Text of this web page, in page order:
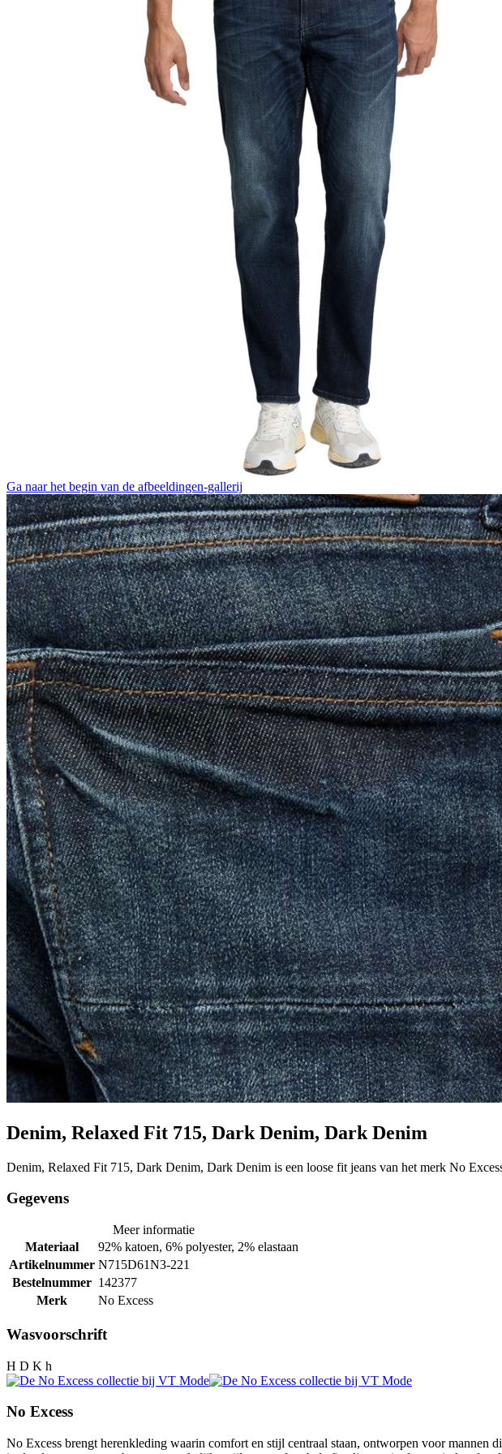
Ga naar het begin van de afbeeldingen-gallerij
Denim, Relaxed Fit 715, Dark Denim, Dark Denim
Denim, Relaxed Fit 715, Dark Denim, Dark Denim is een loose fit jeans van het merk No
Gegevens
Meer informatie
Materiaal
92% katoen, 6% polyester, 2% elastaan
Artikelnummer N715D61N3-221
Bestelnummer 142377
Merk
No Excess
Wasvoorschrift
H D K h
No Excess
No Excess brengt herenkleding waarin comfort en stijl centraal staan, ontworpen voor